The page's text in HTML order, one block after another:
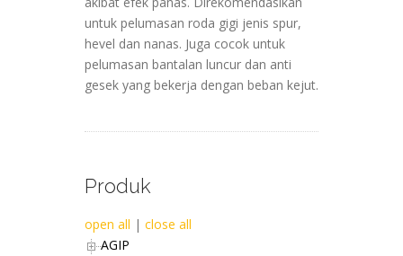
untuk pelumasan roda gigi jenis spur,
hevel dan nanas. Juga cocok untuk
pelumasan bantalan luncur dan anti
gesek yang bekerja dengan beban kejut.
Produk
open all | close all
AGIP